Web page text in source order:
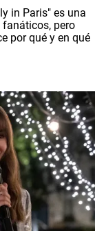
in Paris" es una
pero
por qué y en qué